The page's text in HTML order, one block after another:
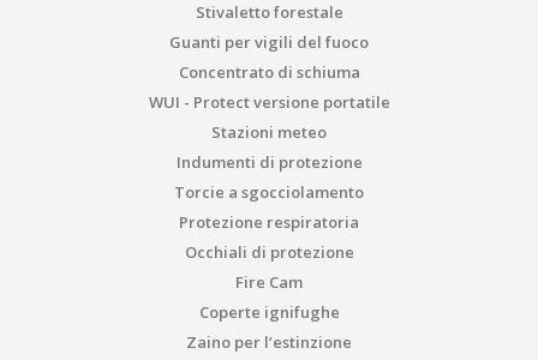
Stivaletto forestale
Guanti per vigili del fuoco
Concentrato di schiuma
WUI - Protect versione portatile
Stazioni meteo
Indumenti di protezione
Torcie a sgocciolamento
Protezione respiratoria
Occhiali di protezione
Fire Cam
Coperte ignifughe
Zaino per l’estinzione